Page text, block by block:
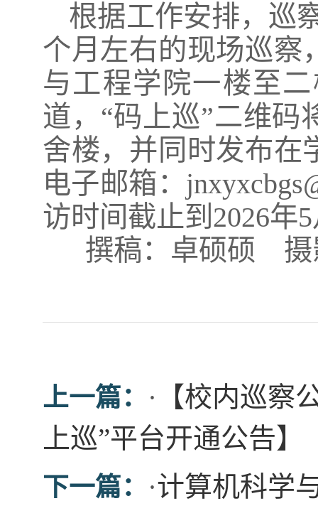
根据工作安排，巡
个月左右的现场巡察
与工程学院一楼至
道，“码上巡”二维码
舍楼，并同时发布在
电子邮箱：
访时间截止到2026年
撰稿：卓硕硕
上一篇： · 【校内巡察
上巡”平台开通公告】
下一篇： ·计算机科学